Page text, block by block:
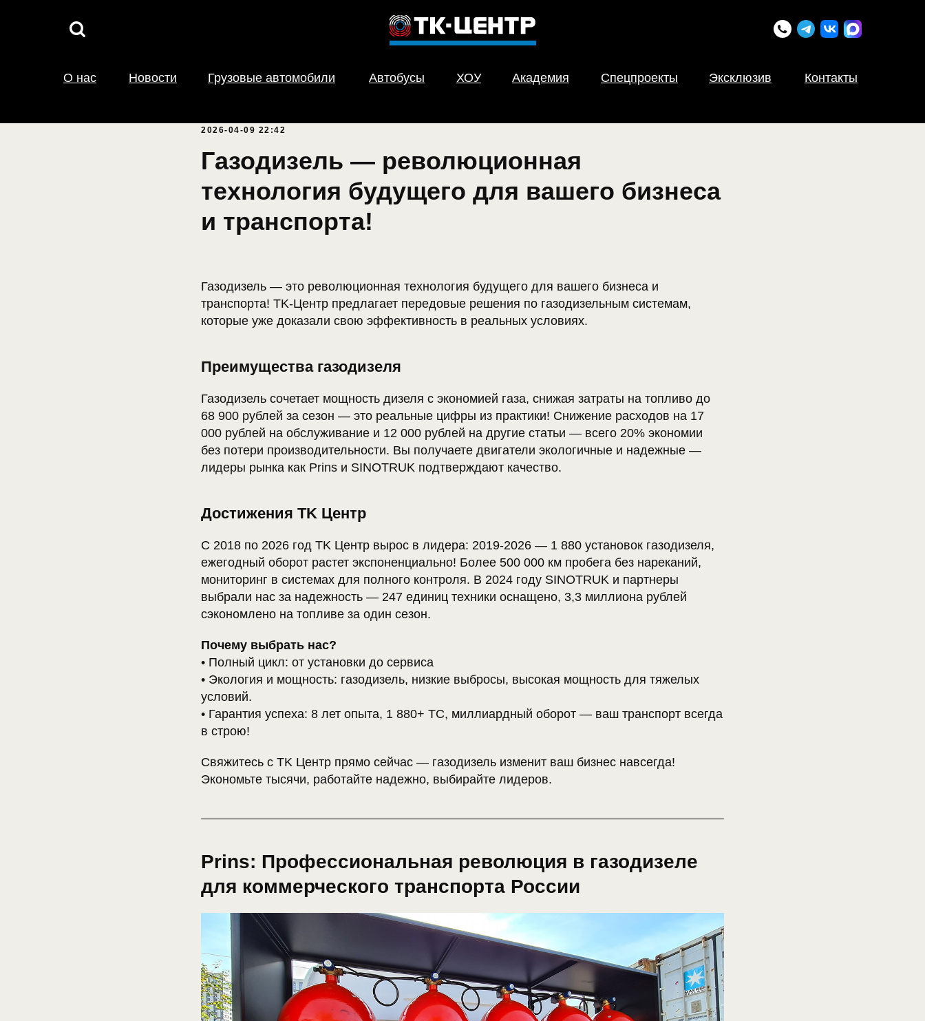
Новости
О нас Грузовые автомобили Автобусы ХОУ Академия Спецпроекты Эксклюзив Контакты
2026-04-09 22:42
Газодизель — революционная
технология будущего для вашего бизнеса
и транспорта!
Газодизель — это революционная технология будущего для вашего бизнеса и
транспорта! TK-Центр предлагает передовые решения по газодизельным системам,
которые уже доказали свою эффективность в реальных условиях.
Преимущества газодизеля
Газодизель сочетает мощность дизеля с экономией газа, снижая затраты на топливо до
68 900 рублей за сезон — это реальные цифры из практики! Снижение расходов на 17
000 рублей на обслуживание и 12 000 рублей на другие статьи — всего 20% экономии
без потери производительности. Вы получаете двигатели экологичные и надежные —
лидеры рынка как Prins и SINOTRUK подтверждают качество.
Достижения TK Центр
С 2018 по 2026 год TK Центр вырос в лидера: 2019-2026 — 1 880 установок газодизеля,
ежегодный оборот растет экспоненциально! Более 500 000 км пробега без нареканий,
мониторинг в системах для полного контроля. В 2024 году SINOTRUK и партнеры
выбрали нас за надежность — 247 единиц техники оснащено, 3,3 миллиона рублей
сэкономлено на топливе за один сезон.
Почему выбрать нас?
• Полный цикл: от установки до сервиса
• Экология и мощность: газодизель, низкие выбросы, высокая мощность для тяжелых
условий.
• Гарантия успеха: 8 лет опыта, 1 880+ ТС, миллиардный оборот — ваш транспорт всегда
в строю!
Свяжитесь с TK Центр прямо сейчас — газодизель изменит ваш бизнес навсегда!
Экономьте тысячи, работайте надежно, выбирайте лидеров.
Prins: Профессиональная революция в газодизеле
для коммерческого транспорта России